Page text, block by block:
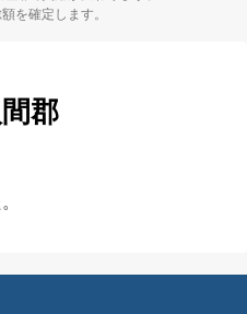
を確定します。
郡